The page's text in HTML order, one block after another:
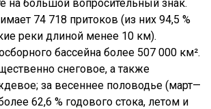
на большой вопросительный знак.
74 718 притоков (из них 94,5 %
реки длиной менее 10 км).
бассейна более 507 000 км².
снеговое, а также
за весеннее половодье (март—
62,6 % годового стока, летом и